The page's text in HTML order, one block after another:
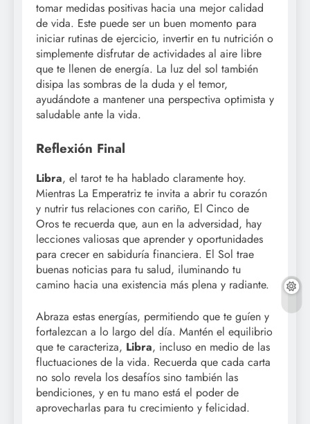
tomar medidas positivas hacia una mejor calidad
de vida. Este puede ser un buen momento para
iniciar rutinas de ejercicio, invertir en tu nutrición o
simplemente disfrutar de actividades al aire libre
que te llenen de energía. La luz del sol también
disipa las sombras de la duda y el temor,
ayudándote a mantener una perspectiva optimista y
saludable ante la vida.
Reflexión Final
Libra, el tarot te ha hablado claramente hoy.
Mientras La Emperatriz te invita a abrir tu corazón
y nutrir tus relaciones con cariño, El Cinco de
Oros te recuerda que, aun en la adversidad, hay
lecciones valiosas que aprender y oportunidades
para crecer en sabiduría financiera. El Sol trae
buenas noticias para tu salud, iluminando tu
camino hacia una existencia más plena y radiante.
Abraza estas energías, permitiendo que te guíen y
fortalezcan a lo largo del día. Mantén el equilibrio
que te caracteriza, Libra, incluso en medio de las
fluctuaciones de la vida. Recuerda que cada carta
no solo revela los desafíos sino también las
bendiciones, y en tu mano está el poder de
aprovecharlas para tu crecimiento y felicidad.